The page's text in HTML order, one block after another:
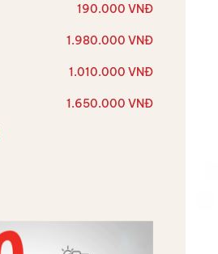
190.000 VNĐ
1.980.000 VNĐ
1.010.000 VNĐ
1.650.000 VNĐ